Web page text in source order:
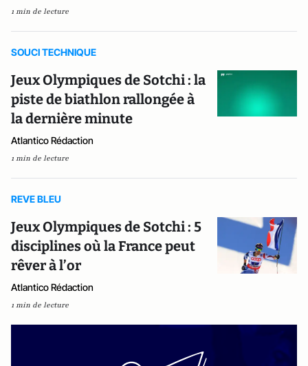
1 min de lecture
SOUCI TECHNIQUE
Jeux Olympiques de Sotchi : la
piste de biathlon rallongée à
la dernière minute
Atlantico Rédaction
1 min de lecture
REVE BLEU
Jeux Olympiques de Sotchi : 5
disciplines où la France peut
rêver à l’or
Atlantico Rédaction
1 min de lecture